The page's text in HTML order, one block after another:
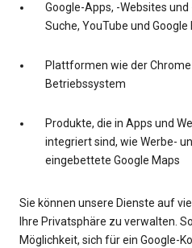
Google-Apps, -Websites
Suche, YouTube und Google
Plattformen wie der
Betriebssystem
Produkte, die in Apps und
integriert sind, wie Werbe-
eingebettete Google Maps
Sie können unsere Dienste auf
Ihre Privatsphäre zu verwalten.
Möglichkeit, sich für ein Google-